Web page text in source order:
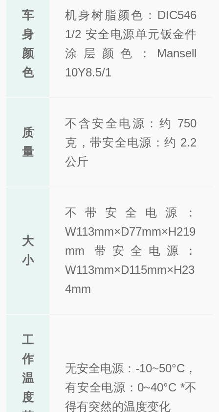
车
身
颜
色
机身树脂颜色：DIC546
1/2 安全电源单元钣金件
涂层颜色：Mansell
10Y8.5/1
质
量
不含安全电源：约 750
克，带安全电源：约 2.2
公斤
大
小
不带安全电源：
W113mm×D77mm×H219
mm 带安全电源：
W113mm×D115mm×H23
4mm
工
作
温
度
无安全电源：-10~50°C，
有安全电源：0~40°C *不
得有突然的温度变化